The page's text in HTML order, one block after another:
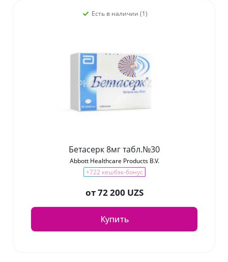
Есть в наличии (1)
Бетасерк 8мг табл.№30
Abbott Healthcare Products B.V.
+722 кешбэк-бонус
от72 200 UZS
Купить